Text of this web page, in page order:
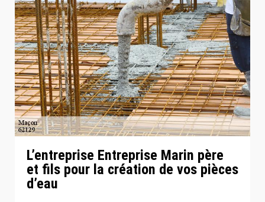
L’entreprise Entreprise Marin père
et fils pour la création de vos pièces
d’eau